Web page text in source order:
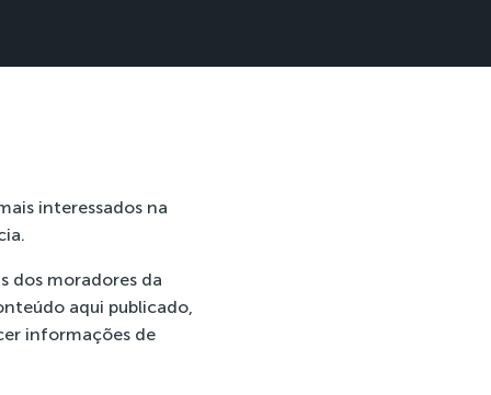
interessados na
dos moradores da
aqui publicado,
informações de